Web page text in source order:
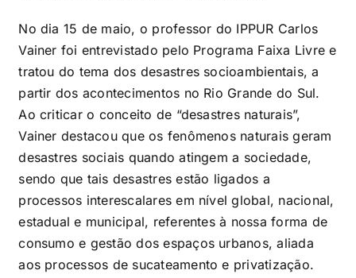
No dia 15 de maio, o professor do IPPUR Carlos
Vainer foi entrevistado pelo Programa Faixa Livre e
tratou do tema dos desastres socioambientais, a
partir dos acontecimentos no Rio Grande do Sul.
Ao criticar o conceito de “desastres naturais”,
Vainer destacou que os fenômenos naturais geram
desastres sociais quando atingem a sociedade,
sendo que tais desastres estão ligados a
processos interescalares em nível global, nacional,
estadual e municipal, referentes à nossa forma de
consumo e gestão dos espaços urbanos, aliada
aos processos de sucateamento e privatização.